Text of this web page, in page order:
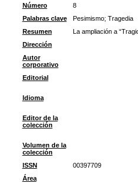
Número
8
Palabras clave
Pesimismo; Tragedia
Resumen
La ampliación a
Dirección
Autor
corporativo
Editorial
Idioma
Editor de la
colección
Volumen de la
colección
ISSN
00397709
Área